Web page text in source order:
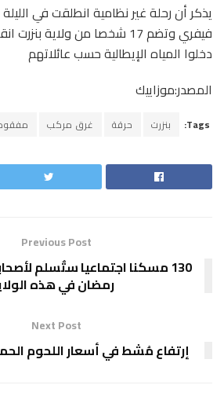
فيفري وتضم 17 شخصا من ولاية
دخلوا المياه الإيطالية حسب عائلاتهم
المصدر:موزاييك
Tags: بنزرت حرقة غرق مركب
Previous Post
130 مسكنا اجتماعيا ستٌسلم
رمضان في هذه
Next Post
إرتفاع مُشط في أسعار اللحوم